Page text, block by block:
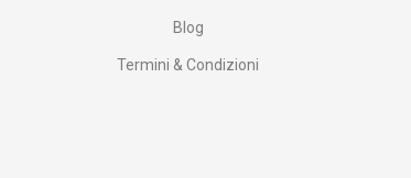
Blog
Termini & Condizioni